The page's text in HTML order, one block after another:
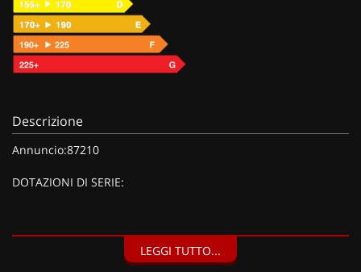
Descrizione
Annuncio:87210
DOTAZIONI DI SERIE:
Vernice metallizzata Graphite Grey (800 EUR), Advanced Tech
LEGGI TUTTO...